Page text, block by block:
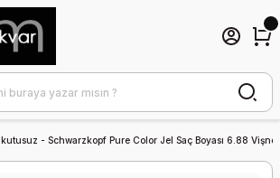
kutusuz - Schwarzkopf Pure Color Jel Saç Boyası 6.88